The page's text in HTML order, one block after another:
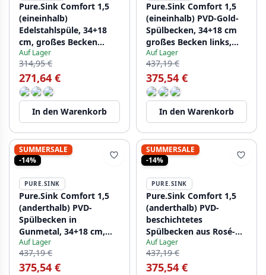
Pure.Sink Comfort 1,5
(eineinhalb)
Edelstahlspüle, 34+18
cm, großes Becken
links, PCM341840-02
Auf Lager
314,95 €
271,64 €
In den Warenkorb
Pure.Sink Comfort 1,5
(eineinhalb) PVD-Gold-
Spülbecken, 34+18 cm
großes Becken links,
PEX341840-60
Auf Lager
437,19 €
375,54 €
In den Warenkorb
SUMMERSALE
-14%
PURE.SINK
Pure.Sink Comfort 1,5
(anderthalb) PVD-
Spülbecken in
Gunmetal, 34+18 cm,
großes Becken links,
PCM341840-61
Auf Lager
437,19 €
375,54 €
SUMMERSALE
-14%
PURE.SINK
Pure.Sink Comfort 1,5
(anderthalb) PVD-
beschichtetes
Spülbecken aus Rosé-
Kupfer, 34+18 cm,
großes Becken links,
PCM341840-62
Auf Lager
437,19 €
375,54 €